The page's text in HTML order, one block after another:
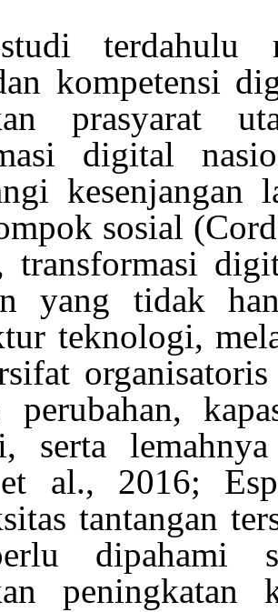
studi terdahulu
kompetensi
prasyarat
digital
kesenjangan
sosial
transformasi
yang tidak
teknologi,
organisatoris
perubahan,
, serta lemahnya
al., 2016;
tantangan
dipahami
peningkatan